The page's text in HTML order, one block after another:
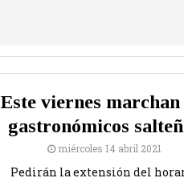
Este viernes marchan
gastronómicos
miércoles 14 abril 2021
Pedirán la extensión del